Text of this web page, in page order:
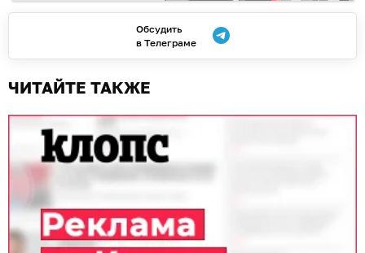
Обсудить
в Телеграме
ЧИТАЙТЕ ТАКЖЕ